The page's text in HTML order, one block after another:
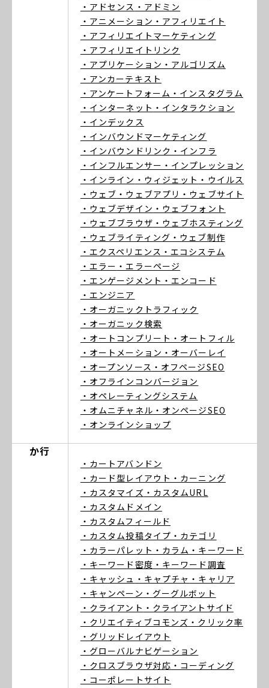
・アドセンス ・アドミン
・アニメーション ・アフィリエイト
・アフィリエイトマーケティング
・アフィリエイトリンク
・アプリケーション ・アルゴリズム
・アンカーテキスト
・アンケートフォーム ・インスタグラム
・インターネット ・インタラクション
・インデックス
・インバウンドマーケティング
・インバウンドリンク ・インフラ
・インフルエンサー ・インプレッション
・インライン ・ウィジェット ・ウイルス
・ウェブ ・ウェブアプリ ・ウェブサイト
・ウェブデザイン ・ウェブフォント
・ウェブブラウザ ・ウェブホスティング
・ウェブライティング ・ウェブ制作
・エクスペリエンス ・エコシステム
・エラー ・エラーページ
・エンゲージメント ・エンコード
・エンジニア
・オーガニックトラフィック
・オーガニック検索
・オートコンプリート ・オートフィル
・オートメーション ・オーバーレイ
・オープンソース ・オフページSEO
・オフラインコンバージョン
・オペレーティングシステム
・オムニチャネル ・オンページSEO
・オンラインショップ
か行
・カートアバンドン
・カード型レイアウト ・カーニング
・カスタマイズ ・カスタムURL
・カスタムドメイン
・カスタムフィールド
・カスタム投稿タイプ ・カテゴリ
・カラーパレット ・カラム ・キーワード
・キーワード密度 ・キーワード調査
・キャッシュ ・キャプチャ ・キャリア
・キャンペーン ・グーグルボット
・クライアント ・クライアントサイド
・クリエイティブコモンズ ・クリック率
・グリッドレイアウト
・グローバルナビゲーション
・クロスブラウザ対応 ・コーディング
・コーポレートサイト